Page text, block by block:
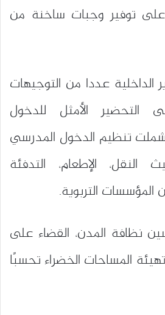
توفير وجبات ساخنة من
الداخلية عددا من التوجيهات
التحضير الأمثل للدخول
شملت تنظيم الدخول المدرسي
الإطعام، التدفئة
المؤسسات التربوية.
نظافة المدن، القضاء على
المساحات الخضراء تحسبًا